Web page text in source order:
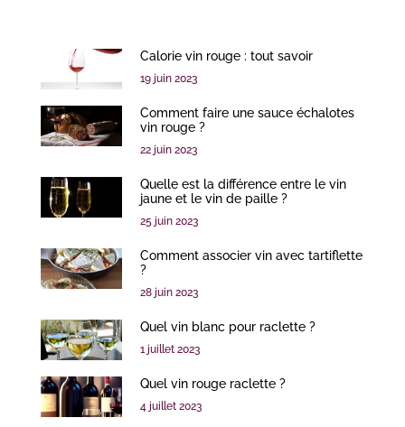
Calorie vin rouge : tout savoir
19 juin 2023
Comment faire une sauce échalotes
vin rouge ?
22 juin 2023
Quelle est la différence entre le vin
jaune et le vin de paille ?
25 juin 2023
Comment associer vin avec tartiflette
?
28 juin 2023
Quel vin blanc pour raclette ?
1 juillet 2023
Quel vin rouge raclette ?
4 juillet 2023